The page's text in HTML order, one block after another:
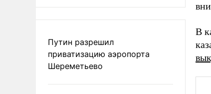
Путин разрешил
приватизацию аэропорта
Шереметьево
В